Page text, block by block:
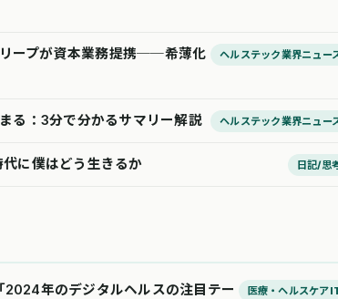
リープが資本業務提携──希薄化
ヘルステック業界ニュー
る：3分で分かるサマリー解説 ヘルステック業界ニュー
に僕はどう生きるか 日記/思
2024年のデジタルヘルスの注目テー
医療・ヘルスケア